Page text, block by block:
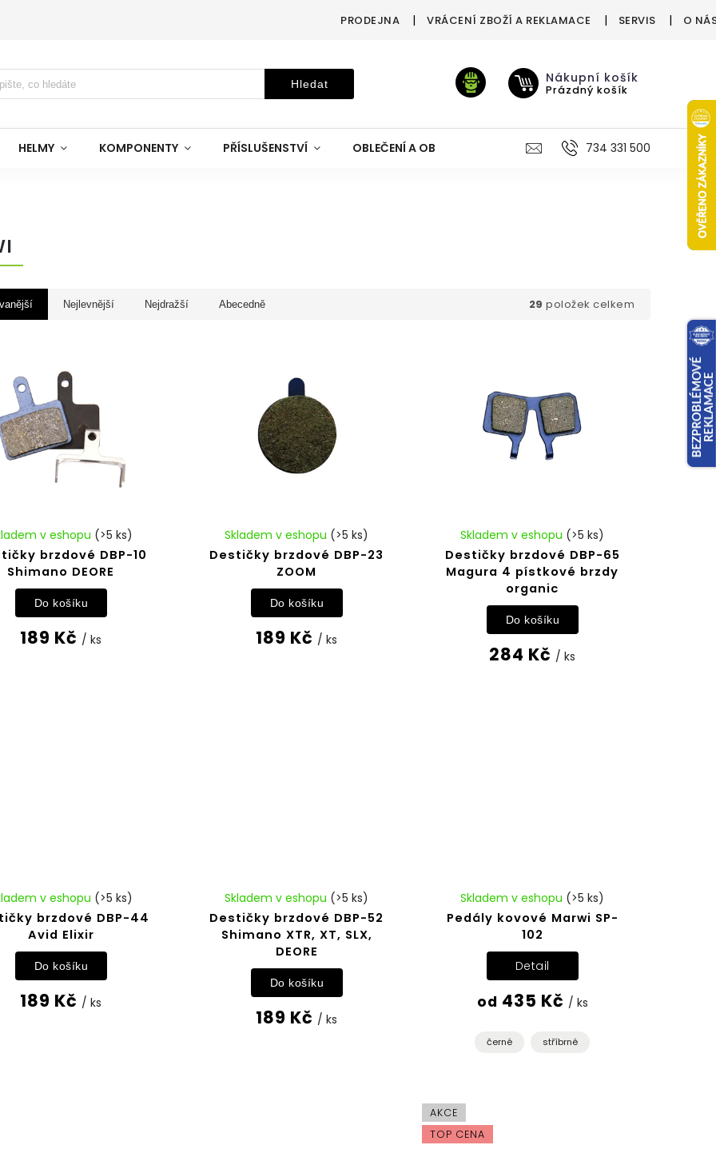
PRODEJNA VRÁCENÍ ZBOŽÍ A REKLAMACE SERVIS O
Hledat Nákupní košík
Prázdný košík
HELMY KOMPONENTY PŘÍSLUŠENSTVÍ OBLEČENÍ A OBUV VÝŽIVA VÝPRODEJ %
734 331 500
Nejlevnější Nejdražší Abecedně 29 položek celkem
brzdové DBP-10
Shimano DEORE
v eshopu (>5 ks)
189 Kč / ks
Do košíku
Destičky brzdové DBP-23
ZOOM
Skladem v eshopu (>5 ks)
189 Kč / ks
Do košíku
Destičky brzdové DBP-65
Magura 4 pístkové brzdy
organic
Skladem v eshopu (>5 ks)
284 Kč / ks
Do košíku
brzdové DBP-44
Avid Elixir
v eshopu (>5 ks)
189 Kč / ks
Do košíku
Destičky brzdové DBP-52
Shimano XTR, XT, SLX,
DEORE
Skladem v eshopu (>5 ks)
189 Kč / ks
Do košíku
Pedály kovové Marwi SP-
102
Skladem v eshopu (>5 ks)
od 435 Kč / ks
Detail
černé stříbrné
AKCE
TOP CENA